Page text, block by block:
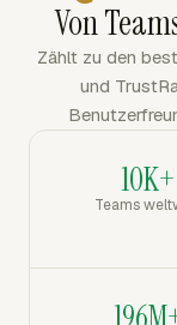
Von
Zählt zu den
und
10K+
Teams